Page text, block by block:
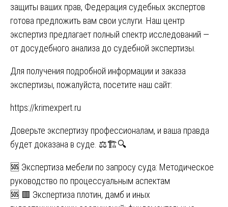
защиты ваших прав, Федерация судебных экспертов
готова предложить вам свои услуги. Наш центр
экспертиз предлагает полный спектр исследований —
от досудебного анализа до судебной экспертизы.
Для получения подробной информации и заказа
экспертизы, пожалуйста, посетите наш сайт:
https://krimexpert.ru
Доверьте экспертизу профессионалам, и ваша правда
будет доказана в суде. ⚖️🏗️🔍
Навигация
по
🆘 Экспертиза мебели по запросу суда: Методическое
руководство по процессуальным аспектам
🆘 🟥 Экспертиза плотин, дамб и иных